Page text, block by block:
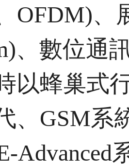
OFDM)、
、數位通
以蜂巢式
、GSM系